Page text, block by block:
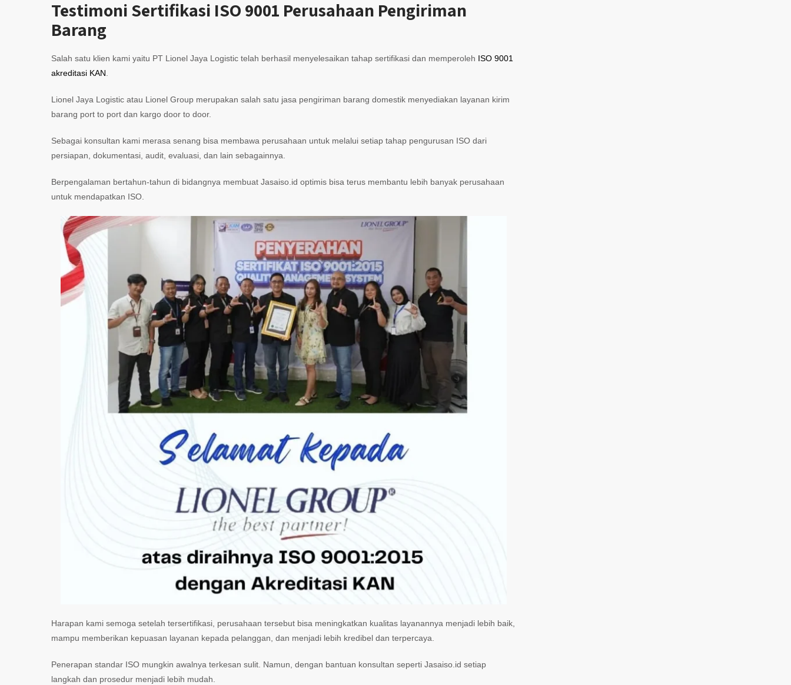
Testimoni Sertifikasi ISO 9001 Perusahaan Pengiriman
Barang
Salah satu klien kami yaitu PT Lionel Jaya Logistic telah berhasil menyelesaikan tahap sertifikasi dan memperoleh ISO 9001
akreditasi KAN
Lionel Jaya Logistic atau Lionel Group merupakan salah satu jasa pengiriman barang domestik menyediakan layanan kirim
barang port to port dan kargo door to door.
Sebagai konsultan kami merasa senang bisa membawa perusahaan untuk melalui setiap tahap pengurusan ISO dari
persiapan, dokumentasi, audit, evaluasi, dan lain sebagainnya.
Berpengalaman bertahun-tahun di bidangnya membuat Jasaiso.id optimis bisa terus membantu lebih banyak perusahaan
untuk mendapatkan ISO.
Harapan kami semoga setelah tersertifikasi, perusahaan tersebut bisa meningkatkan kualitas layanannya menjadi lebih baik,
mampu memberikan kepuasan layanan kepada pelanggan, dan menjadi lebih kredibel dan terpercaya.
Penerapan standar ISO mungkin awalnya terkesan sulit. Namun, dengan bantuan konsultan seperti Jasaiso.id setiap
langkah dan prosedur menjadi lebih mudah.